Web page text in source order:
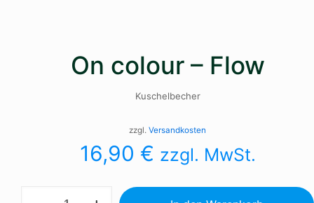
On colour – Flow
Kuschelbecher
zzgl. Versandkosten
16,90 € zzgl. MwSt.